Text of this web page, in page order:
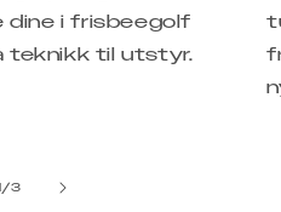
dine i frisbeegolf
teknikk til utstyr.
/av
3